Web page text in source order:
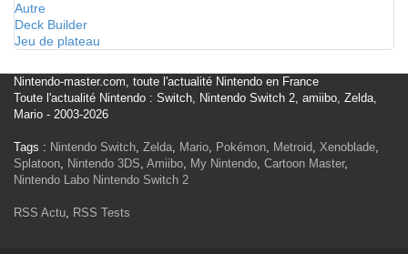
Autre
Deck Builder
Jeu de plateau
Nintendo-master.com, toute l'actualité Nintendo en France
Toute l'actualité Nintendo : Switch, Nintendo Switch 2, amiibo, Zelda,
Mario - 2003-2026
Tags : Nintendo Switch, Zelda, Mario, Pokémon, Metroid, Xenoblade,
Splatoon, Nintendo 3DS, Amiibo, My Nintendo, Cartoon Master,
Nintendo Labo Nintendo Switch 2
RSS Actu, RSS Tests